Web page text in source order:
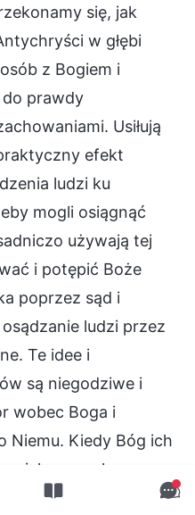
się, jak
w głębi
z Bogiem i
do prawdy
Usiłują
efekt
ludzi ku
mogli osiągnąć
używają tej
i potępić Boże
poprzez sąd i
ludzi przez
Te idee i
są niegodziwe i
wobec Boga i
Niemu. Kiedy Bóg ich
sercach
Gdy ich nie